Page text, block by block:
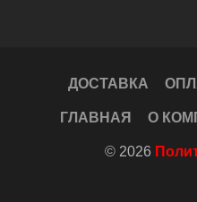
ДОСТАВКА
ГЛАВНАЯ О
© 2026